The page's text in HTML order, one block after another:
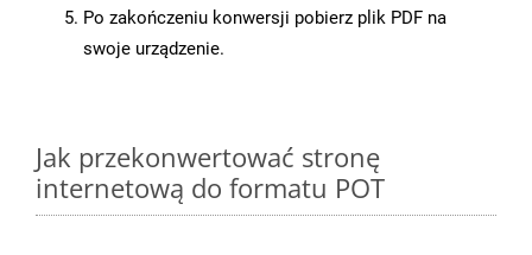
Po zakończeniu konwersji pobierz plik PDF na
swoje urządzenie.
Jak przekonwertować stronę
internetową do formatu POT